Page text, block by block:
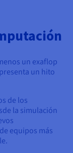
un exaflop
un hito
de los
la simulación
equipos más